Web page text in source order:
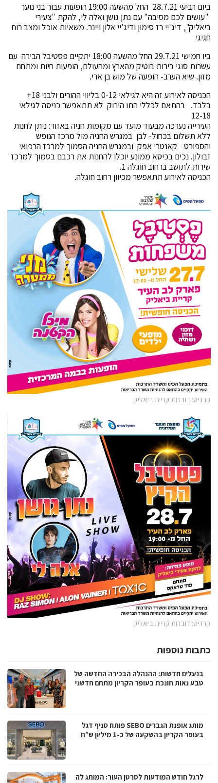
ביום רביעי 28.7.21 החל מהשעה 19:00 הופעות עבור בני נוער
"עושים לכם מסיבה" עם נתן גושן ואלה לי, להקת "צעירי
ביאליק", דיג'יי רז סימון ודיג'יי אלון ויינר. משאיות אוכל ומצב רוח
חגיגי
ביו חמישי 29.7.21 החל מהשעה 18:00 יתקיים פסטיבל הבירה עם
עשרות סוגי בירות בוטיק מהארץ ומהעולם, הופעות חיות ומתחם
מזון. שיא הערב- הופעה של מוש בן ארי.
הכניסה לאירוע זה היא לגילאי 0-12 בליווי ההורים ולבני 18+
בלבד. בהתאם לכללי התו הירוק לא תתאפשר כניסה לגילאי
12-18
העירייה נערכה מבעוד מועד עם מקומות חניה באזור: ניתן לחנות
ללא תשלום בכחול- לבן במגרש החניה מול מרכז הנופש
והספורט- קאנטרי אפק ובמגרש החניה הסמוך למרכז הרפואי
זבולון. נכים בכיסא ממונע יוכלו להחנות את רכבם בסמוך למרכז
שירות לתושב ברחוב חוגלה 1.
הכניסה לאירוע תתאפשר מכיוון רחוב חוגלה.
קרדיט: דוברות קריית ביאליק
קרדיט: דוברות קריית ביאליק
כתבות נוספות
בנעלים חדשות: ההנהלה הבכירה החדשה של
טבע נאות חונכת בעופר הקריון מתחם חדשני
מותג אופנת הגברים SEBO פותח סניף דגל
בעופר הקריון בהשקעה של כ-1 מיליון ש”ח
לרגל חודש המודעות לסרטן העור: המותג לה